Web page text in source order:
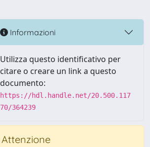
Informazioni
Utilizza questo identificativo per
citare o creare un link a questo
documento:
https://hdl.handle.net/20.500.117
70/364239
Attenzione